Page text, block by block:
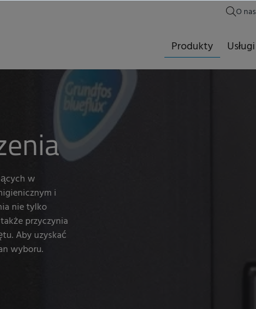
O nas
Produkty Usługi
w
i
nie tylko
przyczynia
Aby uzyskać
wyboru.